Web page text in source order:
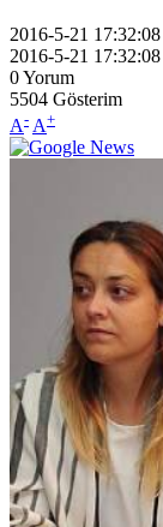
2016-5-21 17:32:08
2016-5-21 17:32:08
0Yorum
5504 Gösterim
A- A+